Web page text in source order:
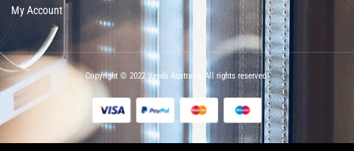
My Account
Copyright © 2022 Vends Australia, All rights reserved.